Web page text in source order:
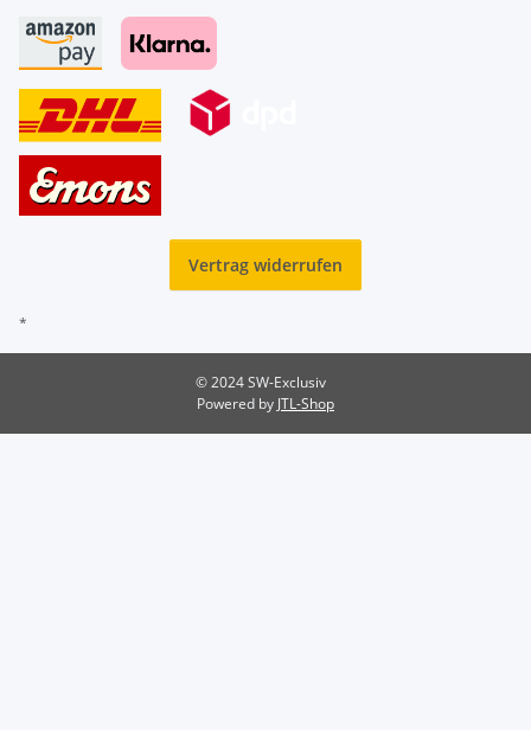
Vertrag widerrufen
*
© 2024 SW-Exclusiv
Powered by JTL-Shop